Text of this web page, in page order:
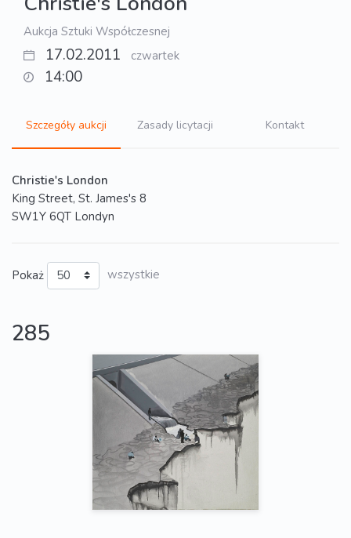
Aukcja Sztuki Współczesnej
17.02.2011 czwartek
14:00
Szczegóły aukcji Zasady licytacji Kontakt
Christie's London
King Street, St. James's 8
SW1Y 6QT Londyn
Pokaż wszystkie
285